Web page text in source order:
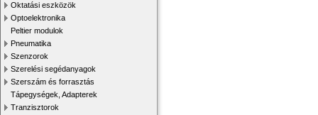
Oktatási eszközök
Optoelektronika
Peltier modulok
Pneumatika
Szenzorok
Szerelési segédanyagok
Szerszám és forrasztás
Tápegységek, Adapterek
Tranzisztorok